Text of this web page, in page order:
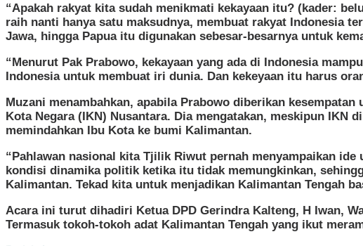
“Apakah rakyat kita sudah menikmati kekayaan itu? (kader:
raih nanti hanya satu maksudnya, membuat rakyat Indonesia
Jawa, hingga Papua itu digunakan sebesar-besarnya untuk
“Menurut Pak Prabowo, kekayaan yang ada di Indonesia
Indonesia untuk membuat iri dunia. Dan kekeyaan itu harus
Muzani menambahkan, apabila Prabowo diberikan
Kota Negara (IKN) Nusantara. Dia mengatakan, meskipun
memindahkan Ibu Kota ke bumi Kalimantan.
“Pahlawan nasional kita Tjilik Riwut pernah menyampaikan
kondisi dinamika politik ketika itu tidak memungkinkan,
Kalimantan. Tekad kita untuk menjadikan Kalimantan Tengah
Acara ini turut dihadiri Ketua DPD Gerindra Kalteng, H Iwan,
Termasuk tokoh-tokoh adat Kalimantan Tengah yang ikut